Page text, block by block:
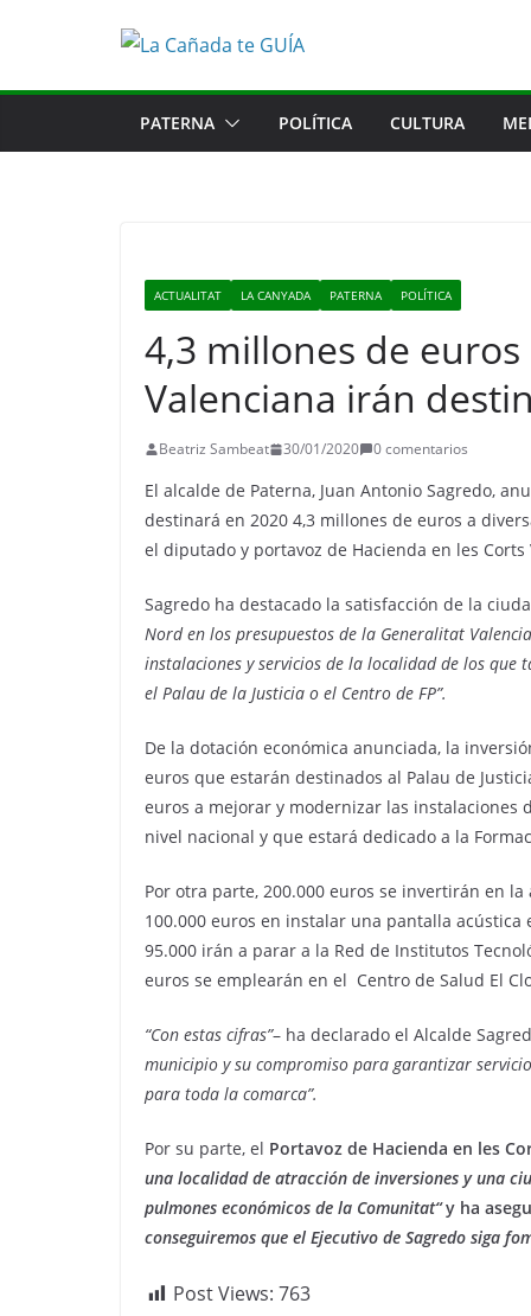
PATERNA POLÍTICA CULTURA
ACTUALITAT LA CANYADA PATERNA POLÍTICA
4,3 millones de
Valenciana irán
Beatriz Sambeat 30/01/2020 0 comentarios
El alcalde de Paterna, Juan Antonio Sagredo,
destinará en 2020 4,3 millones de euros a
el diputado y portavoz de Hacienda en les Corts
Sagredo ha destacado la satisfacción de la
Nord en los presupuestos de la Generalitat
instalaciones y servicios de la localidad de los que
el Palau de la Justicia o el Centro de FP”.
De la dotación económica anunciada, la
euros que estarán destinados al Palau de
euros a mejorar y modernizar las instalaciones
nivel nacional y que estará dedicado a la
Por otra parte, 200.000 euros se invertirán en la
100.000 euros en instalar una pantalla acústica
95.000 irán a parar a la Red de Institutos
euros se emplearán en el Centro de Salud El
“Con estas cifras”– ha declarado el Alcalde
municipio y su compromiso para garantizar
para toda la comarca”.
Por su parte, el Portavoz de Hacienda en les
una localidad de atracción de inversiones y una
pulmones económicos de la Comunitat“y ha
conseguiremos que el Ejecutivo de Sagredo siga
Post Views: 763